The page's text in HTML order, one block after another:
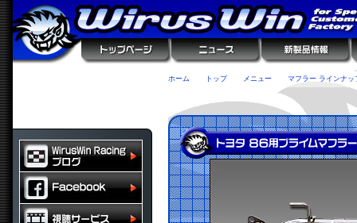
ホーム トップ メニュー マフラー ラインナッ